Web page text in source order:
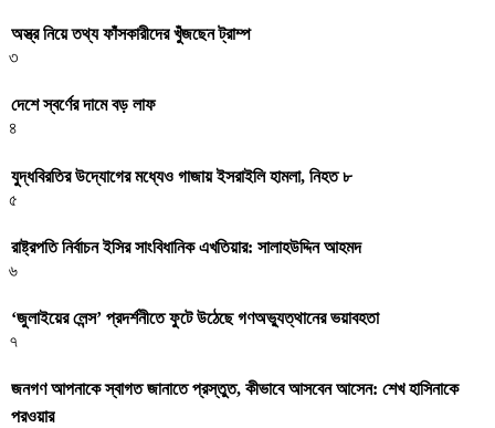
অস্ত্র নিয়ে তথ্য ফাঁসকারীদের খুঁজছেন ট্রাম্প
৩
দেশে স্বর্ণের দামে বড় লাফ
৪
যুদ্ধবিরতির উদ্যোগের মধ্যেও গাজায় ইসরাইলি হামলা, নিহত ৮
৫
রাষ্ট্রপতি নির্বাচন ইসির সাংবিধানিক এখতিয়ার: সালাহউদ্দিন আহমদ
৬
‘জুলাইয়ের লেন্স’ প্রদর্শনীতে ফুটে উঠেছে গণঅভ্যুত্থানের ভয়াবহতা
৭
জনগণ আপনাকে স্বাগত জানাতে প্রস্তুত, কীভাবে আসবেন আসেন: শেখ হাসিনাকে
পরওয়ার